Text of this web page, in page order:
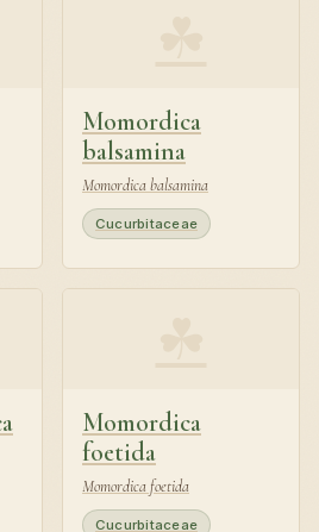
Momordica
balsamina
Momordica balsamina
Cucurbitaceae
Momordica
foetida
Momordica foetida
Cucurbitaceae